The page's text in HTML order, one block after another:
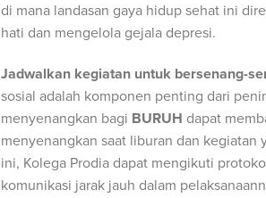
di mana landasan gaya hidup sehat ini
hati dan mengelola gejala depresi.
Jadwalkan kegiatan untuk bersenang-
sosial adalah komponen penting dari
menyenangkan bagi BURUH dapat
menyenangkan saat liburan dan kegiatan
ini, Kolega Prodia dapat mengikuti
komunikasi jarak jauh dalam